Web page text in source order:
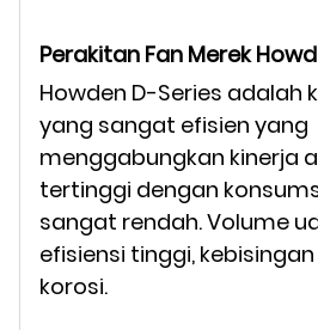
Perakitan Fan Merek
Howden D-Series adalah
yang sangat efisien yang
menggabungkan kinerja
tertinggi dengan
sangat rendah. Volume
efisiensi tinggi,
korosi.